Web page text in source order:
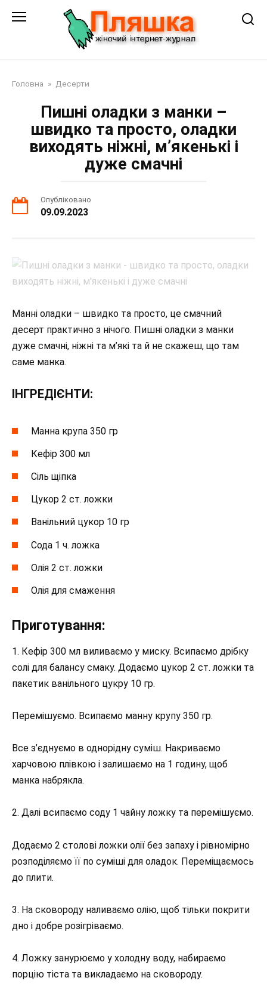
Головна » Десерти
Пишні оладки з манки –
швидко та просто, оладки
виходять ніжні, м’якенькі і
дуже смачні
Опубліковано
09.09.2023
Манні оладки – швидко та просто, це смачний
десерт практично з нічого. Пишні оладки з манки
дуже смачні, ніжні та м’які та й не скажеш, що там
саме манка.
ІНГРЕДІЄНТИ:
Манна крупа 350 гр
Кефір 300 мл
Сіль щіпка
Цукор 2 ст. ложки
Ванільний цукор 10 гр
Сода 1 ч. ложка
Олія 2 ст. ложки
Олія для смаження
Приготування:
1. Кефір 300 мл виливаємо у миску. Всипаємо дрібку
солі для балансу смаку. Додаємо цукор 2 ст. ложки та
пакетик ванільного цукру 10 гр.
Перемішуємо. Всипаємо манну крупу 350 гр.
Все з’єднуємо в однорідну суміш. Накриваємо
харчовою плівкою і залишаємо на 1 годину, щоб
манка набрякла.
2. Далі всипаємо соду 1 чайну ложку та перемішуємо.
Додаємо 2 столові ложки олії без запаху і рівномірно
розподіляємо її по суміші для оладок. Переміщаємось
до плити.
3. На сковороду наливаємо олію, щоб тільки покрити
дно і добре розігріваємо.
4. Ложку занурюємо у холодну воду, набираємо
порцію тіста та викладаємо на сковороду.